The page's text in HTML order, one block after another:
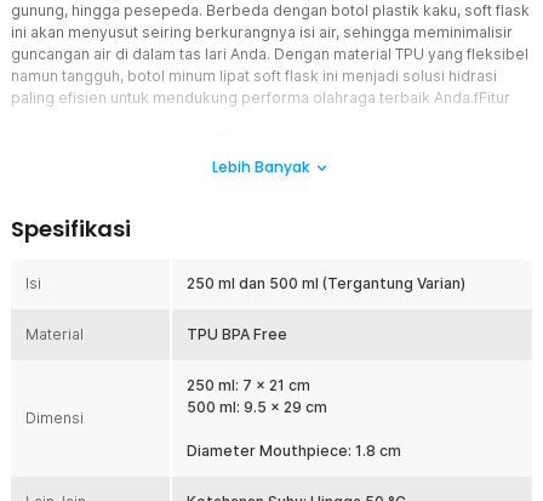
gunung, hingga pesepeda. Berbeda dengan botol plastik kaku, soft flask
ini akan menyusut seiring berkurangnya isi air, sehingga meminimalisir
guncangan air di dalam tas lari Anda. Dengan material TPU yang fleksibel
namun tangguh, botol minum lipat soft flask ini menjadi solusi hidrasi
paling efisien untuk mendukung performa olahraga terbaik Anda.fFitur
Nikmati kemudahan minum langsung di tengah intensitas olahraga
menghisap air dengan mudah hanya dengan sedikit tekanan gigi.
digunakan dan memastikan aliran air yang lancar saat Anda
membutuhkannya, sehingga fokus dan ritme olahraga Anda tetap
banyak tempat di dalam tas setelah selesai digunakan. Berkat
materialnya yang sangat fleksibel, botol ini dapat dilipat atau
menyimpannya di saku celana atau kompartemen kecil pada
Lebih Banyak
Spesifikasi
Isi 250 ml dan 500 ml (Tergantung Varian)
Material TPU BPA Free
Dimensi
250 ml: 7 x 21 cm
500 ml: 9.5 x 29 cm
Diameter Mouthpiece: 1.8 cm